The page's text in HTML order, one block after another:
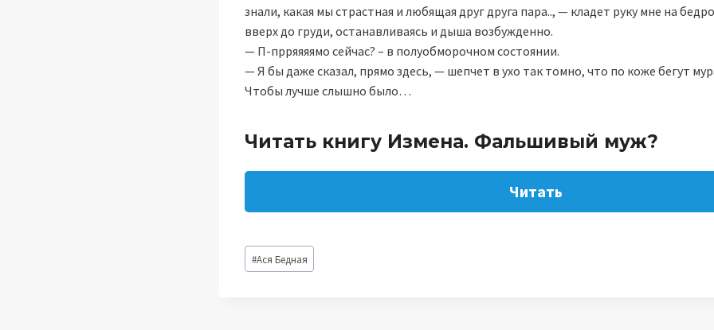
знали, какая мы страстная и любящая друг друга пара.., — кладет руку мне на
вверх до груди, останавливаясь и дыша возбужденно.
— П-прряяяямо сейчас? – в полуобморочном состоянии.
— Я бы даже сказал, прямо здесь, — шепчет в ухо так томно, что по коже бегут
Чтобы лучше слышно было…
Читать книгу Измена. Фальшивый муж?
Читать
Метки
записи:
#Ася Бедная